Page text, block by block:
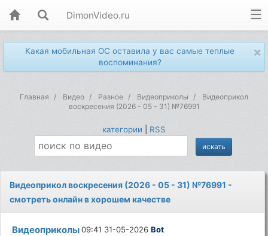
DimonVideo.ru
×
Какая мобильная ОС оставила у вас самые теплые
воспоминания?
Главная Видео Разное Видеоприколы
Видеоприкол
воскресения (2026 - 05 - 31) №76991
категории RSS
Видеоприкол воскресения (2026 - 05 - 31) №76991 -
смотреть онлайн в хорошем качестве
Видеоприколы09:41 31-05-2026Bot